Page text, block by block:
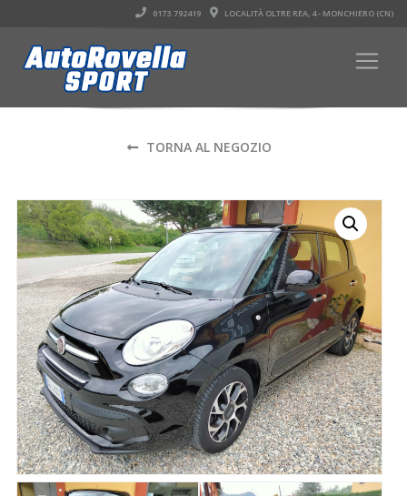
0173.792419 LOCALITÀ OLTRE REA, 4 - MONCHIERO (CN)
TORNA AL NEGOZIO